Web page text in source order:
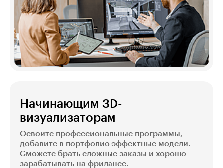
Начинающим 3D-
визуализаторам
Освоите профессиональные программы,
добавите в портфолио эффектные модели.
Сможете брать сложные заказы и хорошо
зарабатывать на фрилансе.